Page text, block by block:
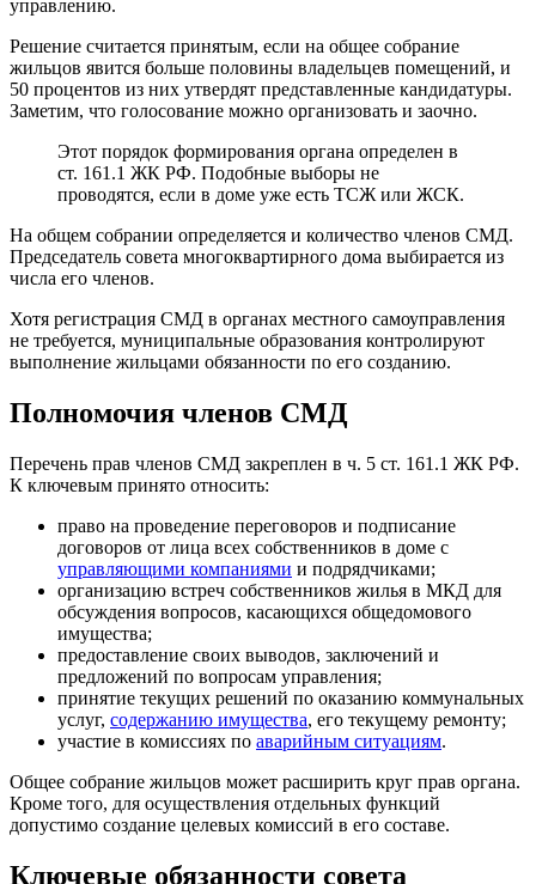
управлению.
Решение считается принятым, если на общее собрание
жильцов явится больше половины владельцев помещений, и
50 процентов из них утвердят представленные кандидатуры.
Заметим, что голосование можно организовать и заочно.
Этот порядок формирования органа определен в
ст. 161.1 ЖК РФ. Подобные выборы не
проводятся, если в доме уже есть ТСЖ или ЖСК.
На общем собрании определяется и количество членов СМД.
Председатель совета многоквартирного дома выбирается из
числа его членов.
Хотя регистрация СМД в органах местного самоуправления
не требуется, муниципальные образования контролируют
выполнение жильцами обязанности по его созданию.
Полномочия членов СМД
Перечень прав членов СМД закреплен в ч. 5 ст. 161.1 ЖК РФ.
К ключевым принято относить:
право на проведение переговоров и подписание
договоров от лица всех собственников в доме с
управляющими компаниями и подрядчиками;
организацию встреч собственников жилья в МКД для
обсуждения вопросов, касающихся общедомового
имущества;
предоставление своих выводов, заключений и
предложений по вопросам управления;
принятие текущих решений по оказанию коммунальных
услуг, содержанию имущества, его текущему ремонту;
участие в комиссиях по аварийным ситуациям.
Общее собрание жильцов может расширить круг прав органа.
Кроме того, для осуществления отдельных функций
допустимо создание целевых комиссий в его составе.
Ключевые обязанности совета